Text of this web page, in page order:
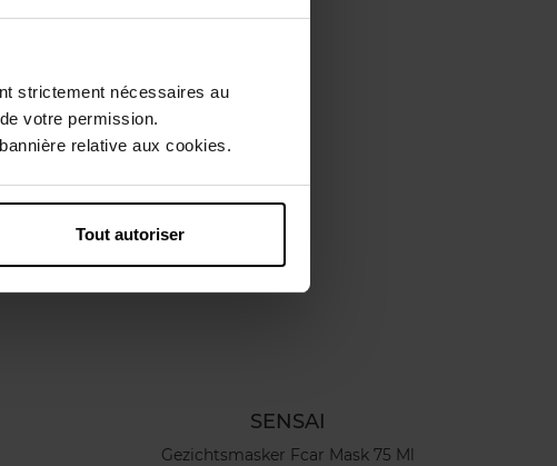
strictement nécessaires au
votre permission.
relative aux cookies.
Tout autoriser
SENSAI
Gezichtsmasker Fcar Mask 75 Ml